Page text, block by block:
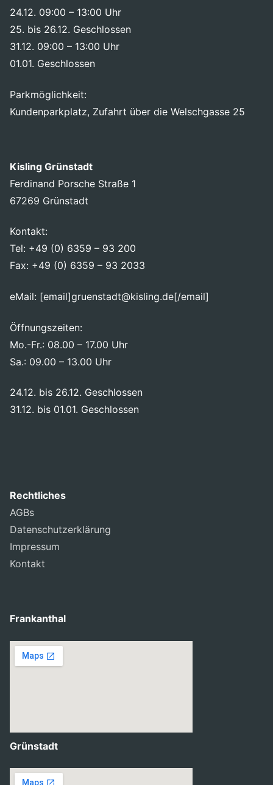
24.12. 09:00 – 13:00 Uhr
25. bis 26.12. Geschlossen
31.12. 09:00 – 13:00 Uhr
01.01. Geschlossen
Parkmöglichkeit:
Kundenparkplatz, Zufahrt über die Welschgasse 25
Kisling Grünstadt
Ferdinand Porsche Straße 1
67269 Grünstadt
Kontakt:
Tel: +49 (0) 6359 – 93 200
Fax: +49 (0) 6359 – 93 2033
eMail: [email]gruenstadt@kisling.de[/email]
Öffnungszeiten:
Mo.-Fr.: 08.00 – 17.00 Uhr
Sa.: 09.00 – 13.00 Uhr
24.12. bis 26.12. Geschlossen
31.12. bis 01.01. Geschlossen
Rechtliches
AGBs
Datenschutzerklärung
Impressum
Kontakt
Frankanthal
Grünstadt